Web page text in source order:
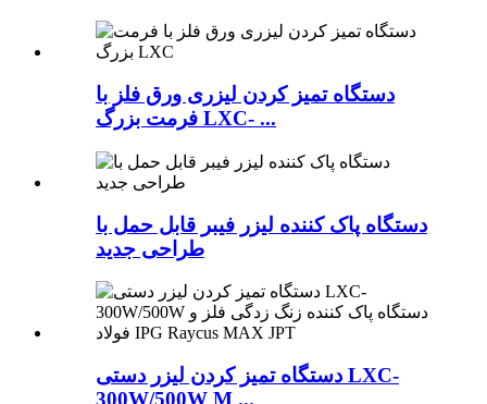
دستگاه تمیز کردن لیزری ورق فلز با
فرمت بزرگ LXC- ...
دستگاه پاک کننده لیزر فیبر قابل حمل با
طراحی جدید
دستگاه تمیز کردن لیزر دستی LXC-
300W/500W M ...